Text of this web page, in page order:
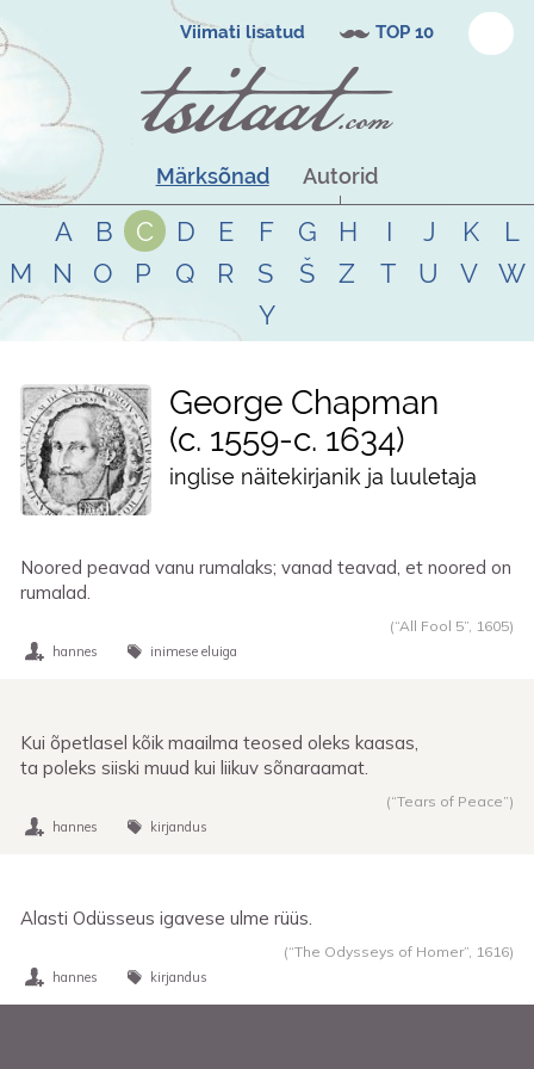
Viimati lisatud TOP 10
Märksõnad Autorid
A B C D E F G H I J K
L
M
N O P Q R S Š Z T U V
W
Y
George Chapman
c. 1559-c. 1634
inglise näitekirjanik ja luuletaja
Noored peavad vanu rumalaks; vanad teavad, et noored on
rumalad.
(“All Fool 5”, 1605)
hannes inimese eluiga
Kui õpetlasel kõik maailma teosed oleks kaasas,
ta poleks siiski muud kui liikuv sõnaraamat.
(“Tears of Peace”)
hannes kirjandus
Alasti Odüsseus igavese ulme rüüs.
(“The Odysseys of Homer”, 1616)
hannes kirjandus